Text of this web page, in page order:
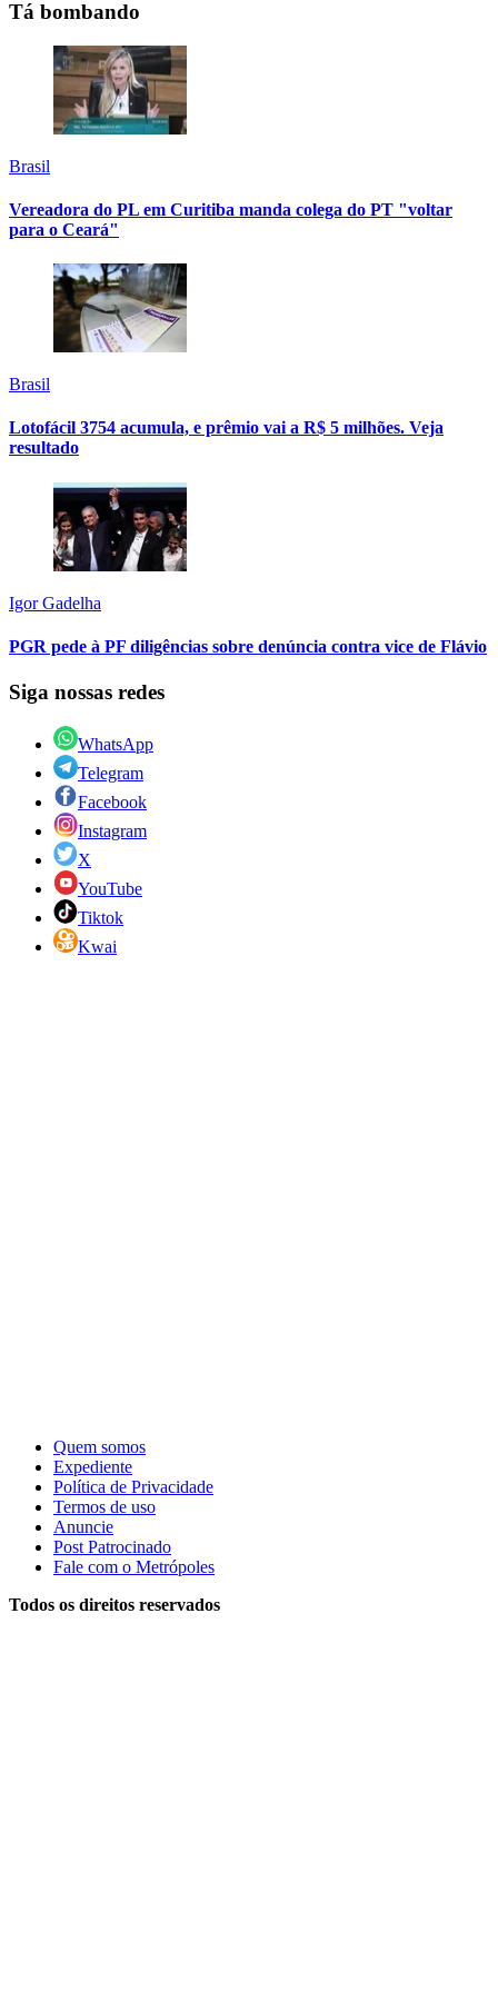
Tá bombando
Brasil
Vereadora do PL em Curitiba manda colega do PT "voltar
para o Ceará"
Brasil
Lotofácil 3754 acumula, e prêmio vai a R$ 5 milhões. Veja
resultado
Igor Gadelha
PGR pede à PF diligências sobre denúncia contra vice de Flávio
Siga nossas redes
WhatsApp
Telegram
Facebook
Instagram
X
YouTube
Tiktok
Kwai
Quem somos
Expediente
Política de Privacidade
Termos de uso
Anuncie
Post Patrocinado
Fale com o Metrópoles
Todos os direitos reservados